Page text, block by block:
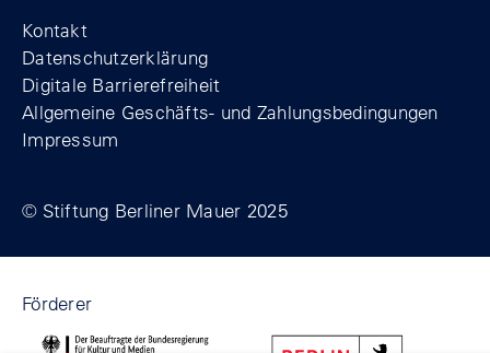
Kontakt
Datenschutzerklärung
Digitale Barrierefreiheit
Allgemeine Geschäfts- und Zahlungsbedingungen
Impressum
© Stiftung Berliner Mauer 2025
Förderer